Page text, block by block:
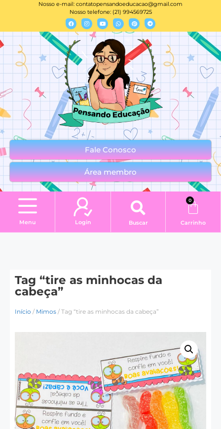
Nosso e-mail: contatopensandoeducacao@gmail.com
Nosso telefone: (21) 994569725
Fale Conosco
Área membro
Menu Login Buscar
0
Carrinho
Tag “tire as minhocas da
cabeça”
Início / Mimos / Tag “tire as minhocas da cabeça”